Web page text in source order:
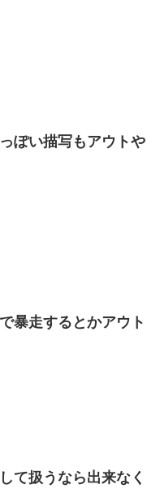
ぽい描写もアウトや
暴走するとかアウト
て扱うなら出来なく